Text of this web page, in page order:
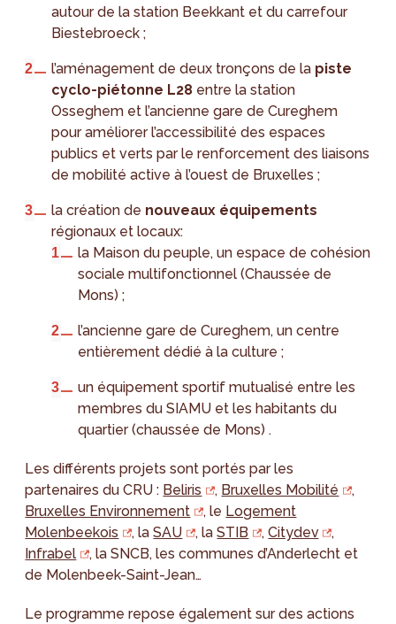
autour de la station Beekkant et du carrefour
Biestebroeck ;
l’aménagement de deux tronçons de la piste
cyclo-piétonne L28 entre la station
Osseghem et l’ancienne gare de Cureghem
pour améliorer l’accessibilité des espaces
publics et verts par le renforcement des liaisons
de mobilité active à l’ouest de Bruxelles ;
la création de nouveaux équipements
régionaux et locaux:
la Maison du peuple, un espace de cohésion
sociale multifonctionnel (Chaussée de
Mons) ;
l’ancienne gare de Cureghem, un centre
entièrement dédié à la culture ;
un équipement sportif mutualisé entre les
membres du SIAMU et les habitants du
quartier (chaussée de Mons) .
Les différents projets sont portés par les
partenaires du CRU : Beliris , Bruxelles Mobilité
,
Bruxelles Environnement
, le Logement
Molenbeekois
, laSAU , laSTIB ,Citydev
,
Infrabel
, la SNCB, les communes d’Anderlecht et
de Molenbeek-Saint-Jean…
Le programme repose également sur des actions